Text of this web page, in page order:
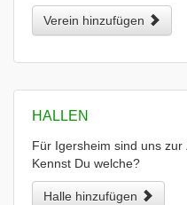
Verein hinzufügen
HALLEN
Für Igersheim sind uns
Kennst Du welche?
Halle hinzufügen